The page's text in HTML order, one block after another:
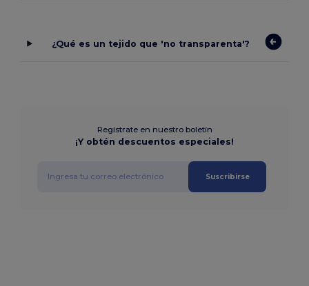
¿Qué es un tejido que 'no transparenta'?
Regístrate en nuestro boletín
¡Y obtén descuentos especiales!
Suscribirse